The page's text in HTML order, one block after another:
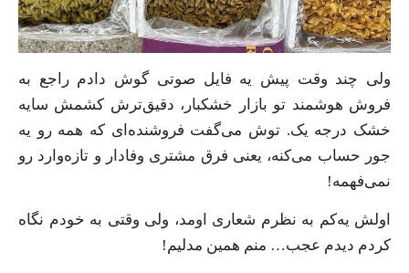
ولی چند وقت پیش یه فایل صوتی گوش دادم راجع به
فروش هوشمند تو بازار خشکبار، دقیق‌ترش کشمش سایه
خشک درجه یک. توش می‌گفت فروشنده‌ای که همه رو یه
جور حساب می‌کنه، یعنی فرق مشتری وفادار و تازه‌وارد رو
نمی‌فهمه!
اولش یه‌کم به نظرم شعاری اومد، ولی وقتی به خودم نگاه
کردم دیدم عجب… منم همین مدلیم!